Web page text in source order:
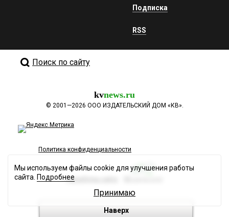
Подписка
RSS
Поиск по сайту
kvnews.ru
© 2001—2026 ООО ИЗДАТЕЛЬСКИЙ ДОМ «КВ».
Политика конфиденциальности
Разработка сайта
Наверх
Мы используем файлы cookie для улучшения работы
сайта. Подробнее
Принимаю